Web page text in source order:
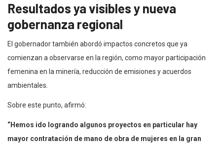
Resultados ya visibles y nueva
gobernanza regional
El gobernador también abordó impactos concretos que ya
comienzan a observarse en la región, como mayor participación
femenina en la minería, reducción de emisiones y acuerdos
ambientales.
Sobre este punto, afirmó:
“Hemos ido logrando algunos proyectos en particular hay
mayor contratación de mano de obra de mujeres en la gran